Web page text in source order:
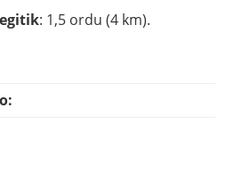
: 1,5 ordu (4 km).